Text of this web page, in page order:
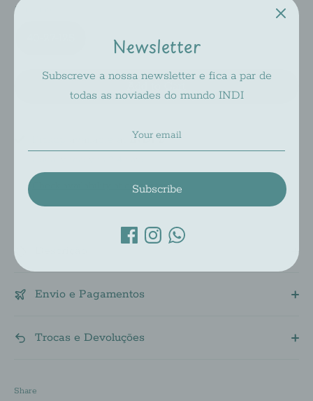
Tamanho
INDI 2
Check availability at other stores
Envio e Pagamentos
Trocas e Devoluções
Share
Newsletter
Subscreve a nossa newsletter e fica a par de
todas as noviades do mundo INDI
Subscribe